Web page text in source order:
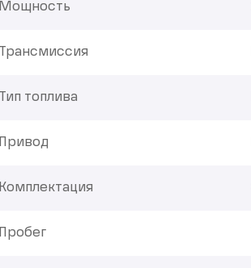
Мощность
Трансмиссия
Тип топлива
Привод
Комплектация
Пробег